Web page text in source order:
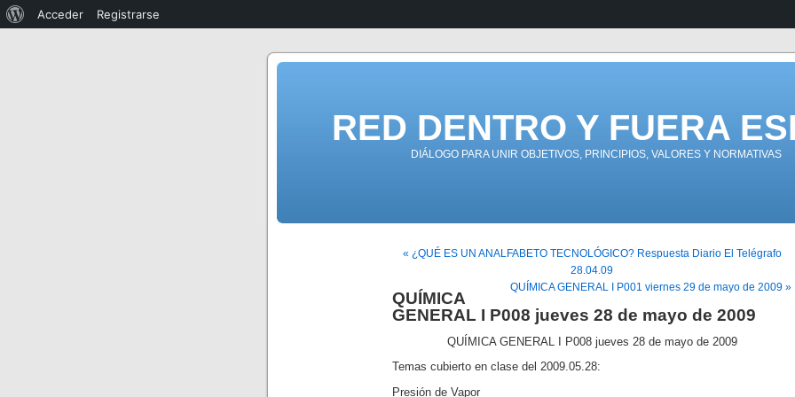
RED DENTRO Y FUERA
DIÁLOGO PARA UNIR OBJETIVOS, PRINCIPIOS, VALORES Y NORMATIVAS
« ¿QUÉ ES UN ANALFABETO TECNOLÓGICO? Respuesta Diario El Telégrafo
28.04.09
QUÍMICA GENERAL I P001 viernes 29 de mayo de 2009 »
QUÍMICA
GENERAL I P008 jueves 28 de mayo de 2009
QUÍMICA GENERAL I P008 jueves 28 de mayo de 2009
Temas cubierto en clase del 2009.05.28:
Presión de Vapor
Acceder Registrarse